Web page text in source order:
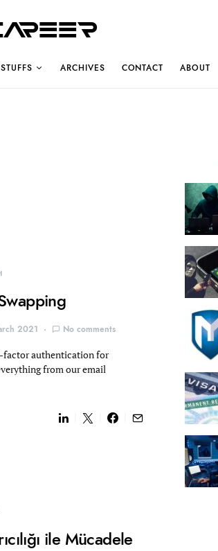
STUFFS ARCHIVES CONTACT ABOUT
2021 No comments
factor authentication for
from our email
ile Mücadele